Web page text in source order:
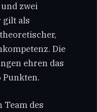
zwei
gilt als
Die
ehren das
Punkten.
Team des